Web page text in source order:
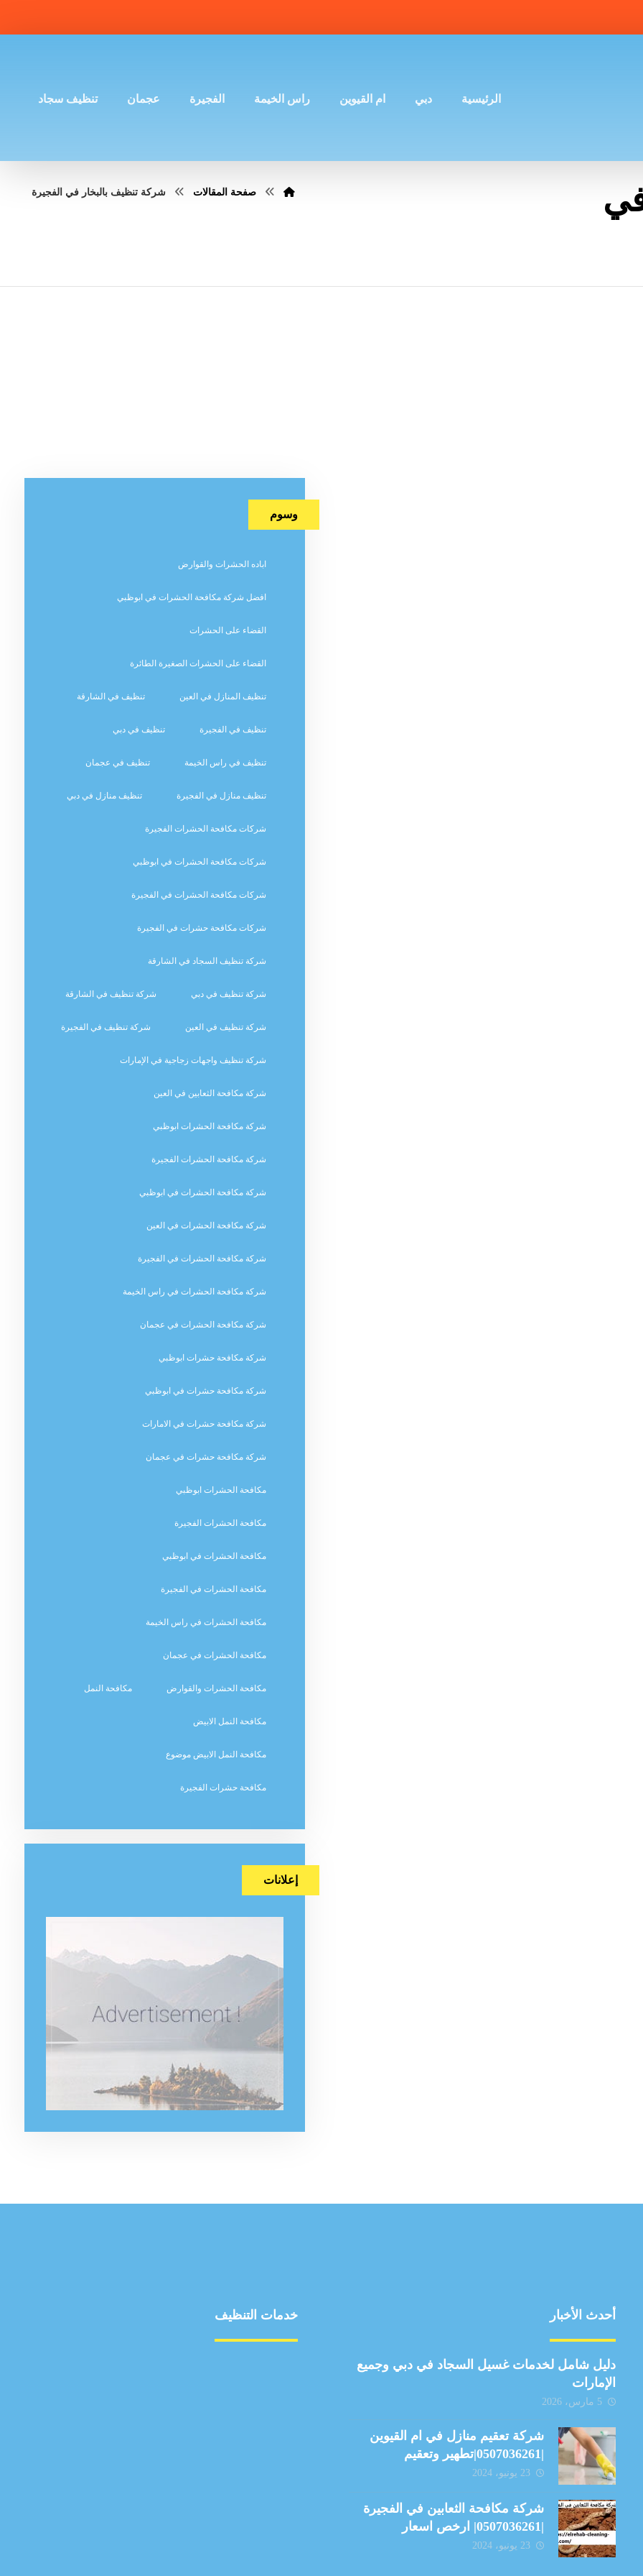
الرئيسية دبي ام القيوين راس الخيمة الفجيرة عجمان تنظيف سجاد
صفحة المقالات شركة تنظيف بالبخار في الفجيرة
وسوم
اباده الحشرات والقوارض
افضل شركة مكافحة الحشرات في ابوظبي
القضاء على الحشرات
القضاء على الحشرات الصغيرة الطائرة
تنظيف المنازل في العين تنظيف في الشارقة
تنظيف في الفجيرة تنظيف في دبي
تنظيف في راس الخيمة تنظيف في عجمان
تنظيف منازل في الفجيرة تنظيف منازل في دبي
شركات مكافحة الحشرات الفجيرة
شركات مكافحة الحشرات في ابوظبي
شركات مكافحة الحشرات في الفجيرة
شركات مكافحة حشرات في الفجيرة
شركة تنظيف السجاد في الشارقة
شركة تنظيف في دبي شركة تنظيف في الشارقة
شركة تنظيف في العين شركة تنظيف في الفجيرة
شركة تنظيف واجهات زجاجية في الإمارات
شركة مكافحة الثعابين في العين
شركة مكافحة الحشرات ابوظبي
شركة مكافحة الحشرات الفجيرة
شركة مكافحة الحشرات في ابوظبي
شركة مكافحة الحشرات في العين
شركة مكافحة الحشرات في الفجيرة
شركة مكافحة الحشرات في راس الخيمة
شركة مكافحة الحشرات في عجمان
شركة مكافحة حشرات ابوظبي
شركة مكافحة حشرات في ابوظبي
شركة مكافحة حشرات في الامارات
شركة مكافحة حشرات في عجمان
مكافحة الحشرات ابوظبي
مكافحة الحشرات الفجيرة
مكافحة الحشرات في ابوظبي
مكافحة الحشرات في الفجيرة
مكافحة الحشرات في راس الخيمة
مكافحة الحشرات في عجمان
مكافحة الحشرات والقوارض مكافحة النمل
مكافحة النمل الابيض
مكافحة النمل الابيض موضوع
مكافحة حشرات الفجيرة
إعلانات
أحدث الأخبار
دليل شامل لخدمات غسيل السجاد في دبي وجميع
الإمارات
5 مارس، 2026
شركة تعقيم منازل في ام القيوين
|0507036261|تطهير وتعقيم
23 يونيو، 2024
شركة مكافحة الثعابين في الفجيرة
|0507036261| ارخص اسعار
23 يونيو، 2024
خدمات التنظيف